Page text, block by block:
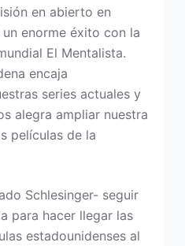
en abierto en
enorme éxito con la
El Mentalista.
encaja
series actuales y
alegra ampliar nuestra
películas de la
Schlesinger- seguir
para hacer llegar las
estadounidenses al